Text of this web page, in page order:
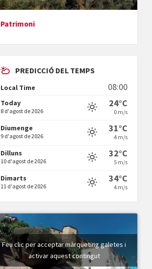
mare&quot;, d'Emma Zafon
Vermuts a la Font. Hit parit
Patrimoni
PREDICCIÓ DEL TEMPS
Local Time 08:00
Today
8 d'agost de 2026
24°C
0 m/s
Diumenge
9 d'agost de 2026
31°C
4 m/s
Dilluns
10 d'agost de 2026
32°C
5 m/s
Dimarts
11 d'agost de 2026
34°C
4 m/s
Feu clic per acceptar màrqueting galetes i
activar aquest contingut